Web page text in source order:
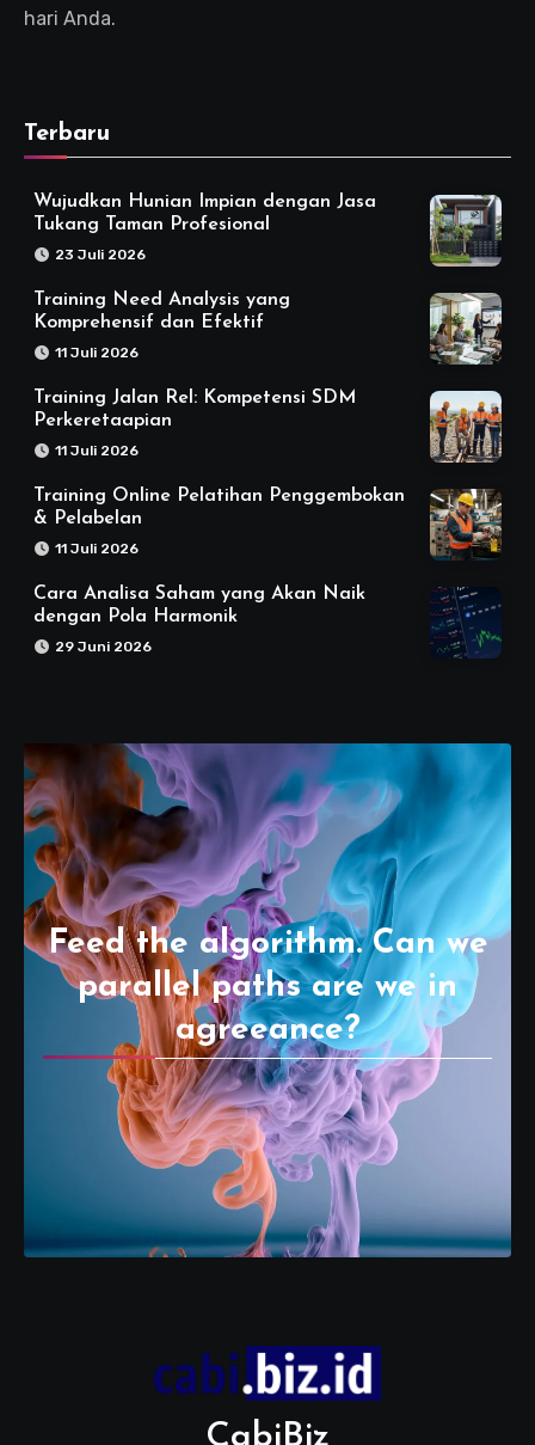
hari Anda.
Terbaru
Wujudkan Hunian Impian dengan Jasa
Tukang Taman Profesional
23 Juli 2026
Training Need Analysis yang
Komprehensif dan Efektif
11 Juli 2026
Training Jalan Rel: Kompetensi SDM
Perkeretaapian
11 Juli 2026
Training Online Pelatihan Penggembokan
& Pelabelan
11 Juli 2026
Cara Analisa Saham yang Akan Naik
dengan Pola Harmonik
29 Juni 2026
Feed the algorithm. Can we
parallel paths are we in
agreeance?
CabiBiz